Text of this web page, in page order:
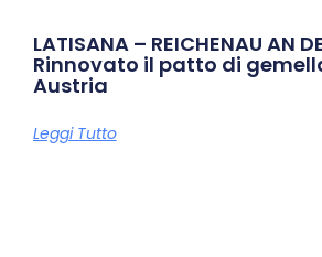
LATISANA – REICHENAU AN
Rinnovato il patto di
Austria
Leggi Tutto